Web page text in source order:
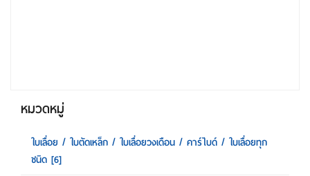
หมวดหมู่
ใบเลื่อย / ใบตัดเหล็ก / ใบเลื่อยวงเดือน / คาร์ไบด์ / ใบเลื่อยทุก
ชนิด [6]